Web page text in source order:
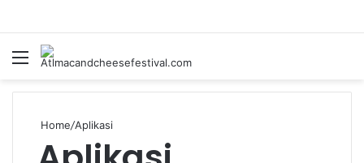
Menu
Home/Aplikasi